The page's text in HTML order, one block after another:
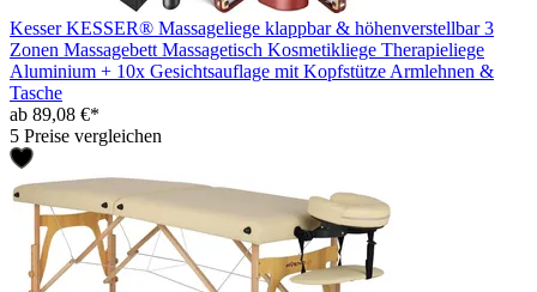
Kesser KESSER® Massageliege klappbar & höhenverstellbar 3
Zonen Massagebett Massagetisch Kosmetikliege Therapieliege
Aluminium + 10x Gesichtsauflage mit Kopfstütze Armlehnen &
Tasche
ab 89,08 €*
5 Preise vergleichen